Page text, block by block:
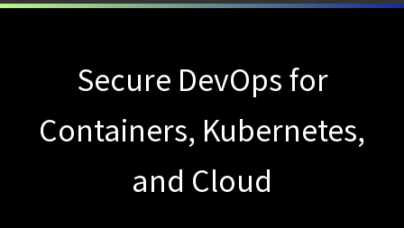
AWS/GCP
標準ツールでは守れない？
Falco を超える
によるセキュリティの新常識
Secure DevOps for
Containers, Kubernetes,
and Cloud